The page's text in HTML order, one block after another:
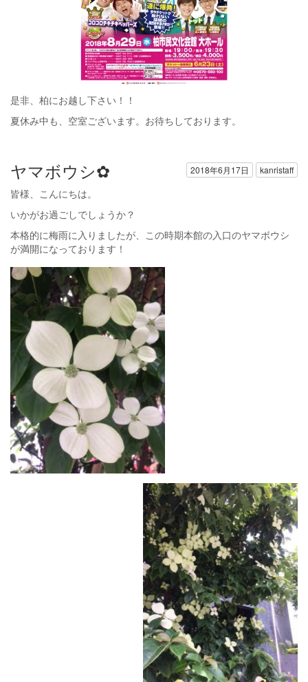
是非、柏にお越し下さい！！
夏休み中も、空室ございます。お待ちしております。
2018年6月17日 kanristaff
ヤマボウシ✿
皆様、こんにちは。
いかがお過ごしでしょうか？
本格的に梅雨に入りましたが、この時期本館の入口のヤマボウシ
が満開になっております！